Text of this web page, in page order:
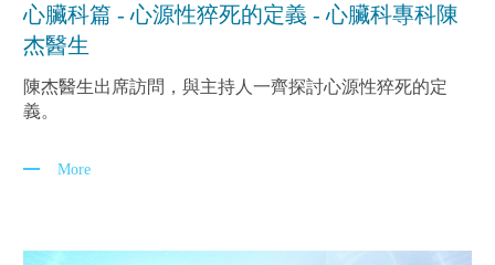
心臟科篇 - 心源性猝死的定義 - 心臟科專科陳
杰醫生
陳杰醫生出席訪問，與主持人一齊探討心源性猝死的定
義。
More